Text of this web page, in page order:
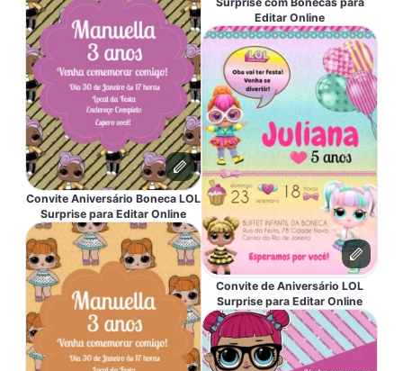
Convite Aniversário Boneca LOL
Surprise para Editar Online
Editar Online
Convite de Aniversário LOL
Surprise para Editar Online